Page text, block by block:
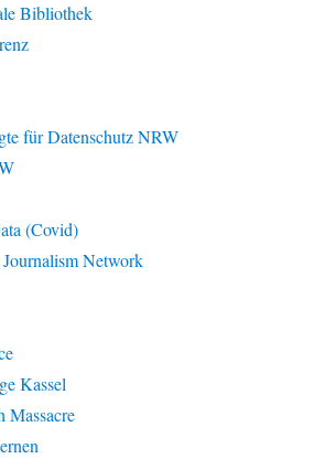
Bibliothek
für Datenschutz NRW
(Covid)
Network
Kassel
Massacre